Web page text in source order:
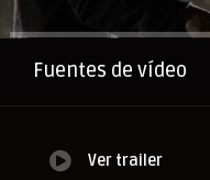
Anuncio
Fuentes de vídeo
Ver trailer